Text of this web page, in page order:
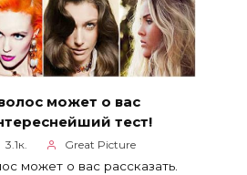
может о вас
тест!
3.1к. Great Picture
может о вас рассказать.